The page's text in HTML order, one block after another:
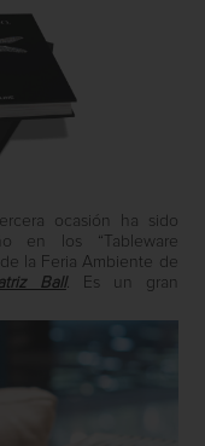
ocasión ha sido
en los “Tableware
la Feria Ambiente de
Ball. Es un gran